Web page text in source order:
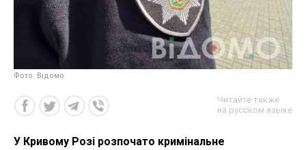
Фото: Відомо
Читайте также
на русском языке
У Кривому Розі розпочато кримінальне